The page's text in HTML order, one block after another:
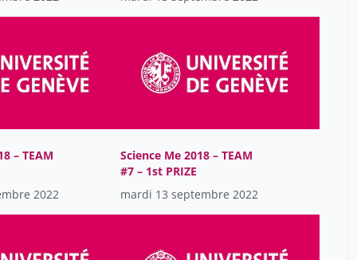
– TEAM
2022
Science Me 2018 – TEAM
#7 – 1st PRIZE
mardi 13 septembre 2022